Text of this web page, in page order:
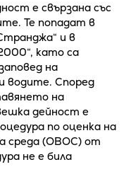
е свързана със
Те попадат в
и в
като са
на
водите. Според
на
дейност е
по оценка на
среда (ОВОС) от
не е била